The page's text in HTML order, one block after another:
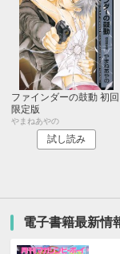
ファインダーの鼓動 初回
限定版
やまねあやの
試し読み
電子書籍最新情